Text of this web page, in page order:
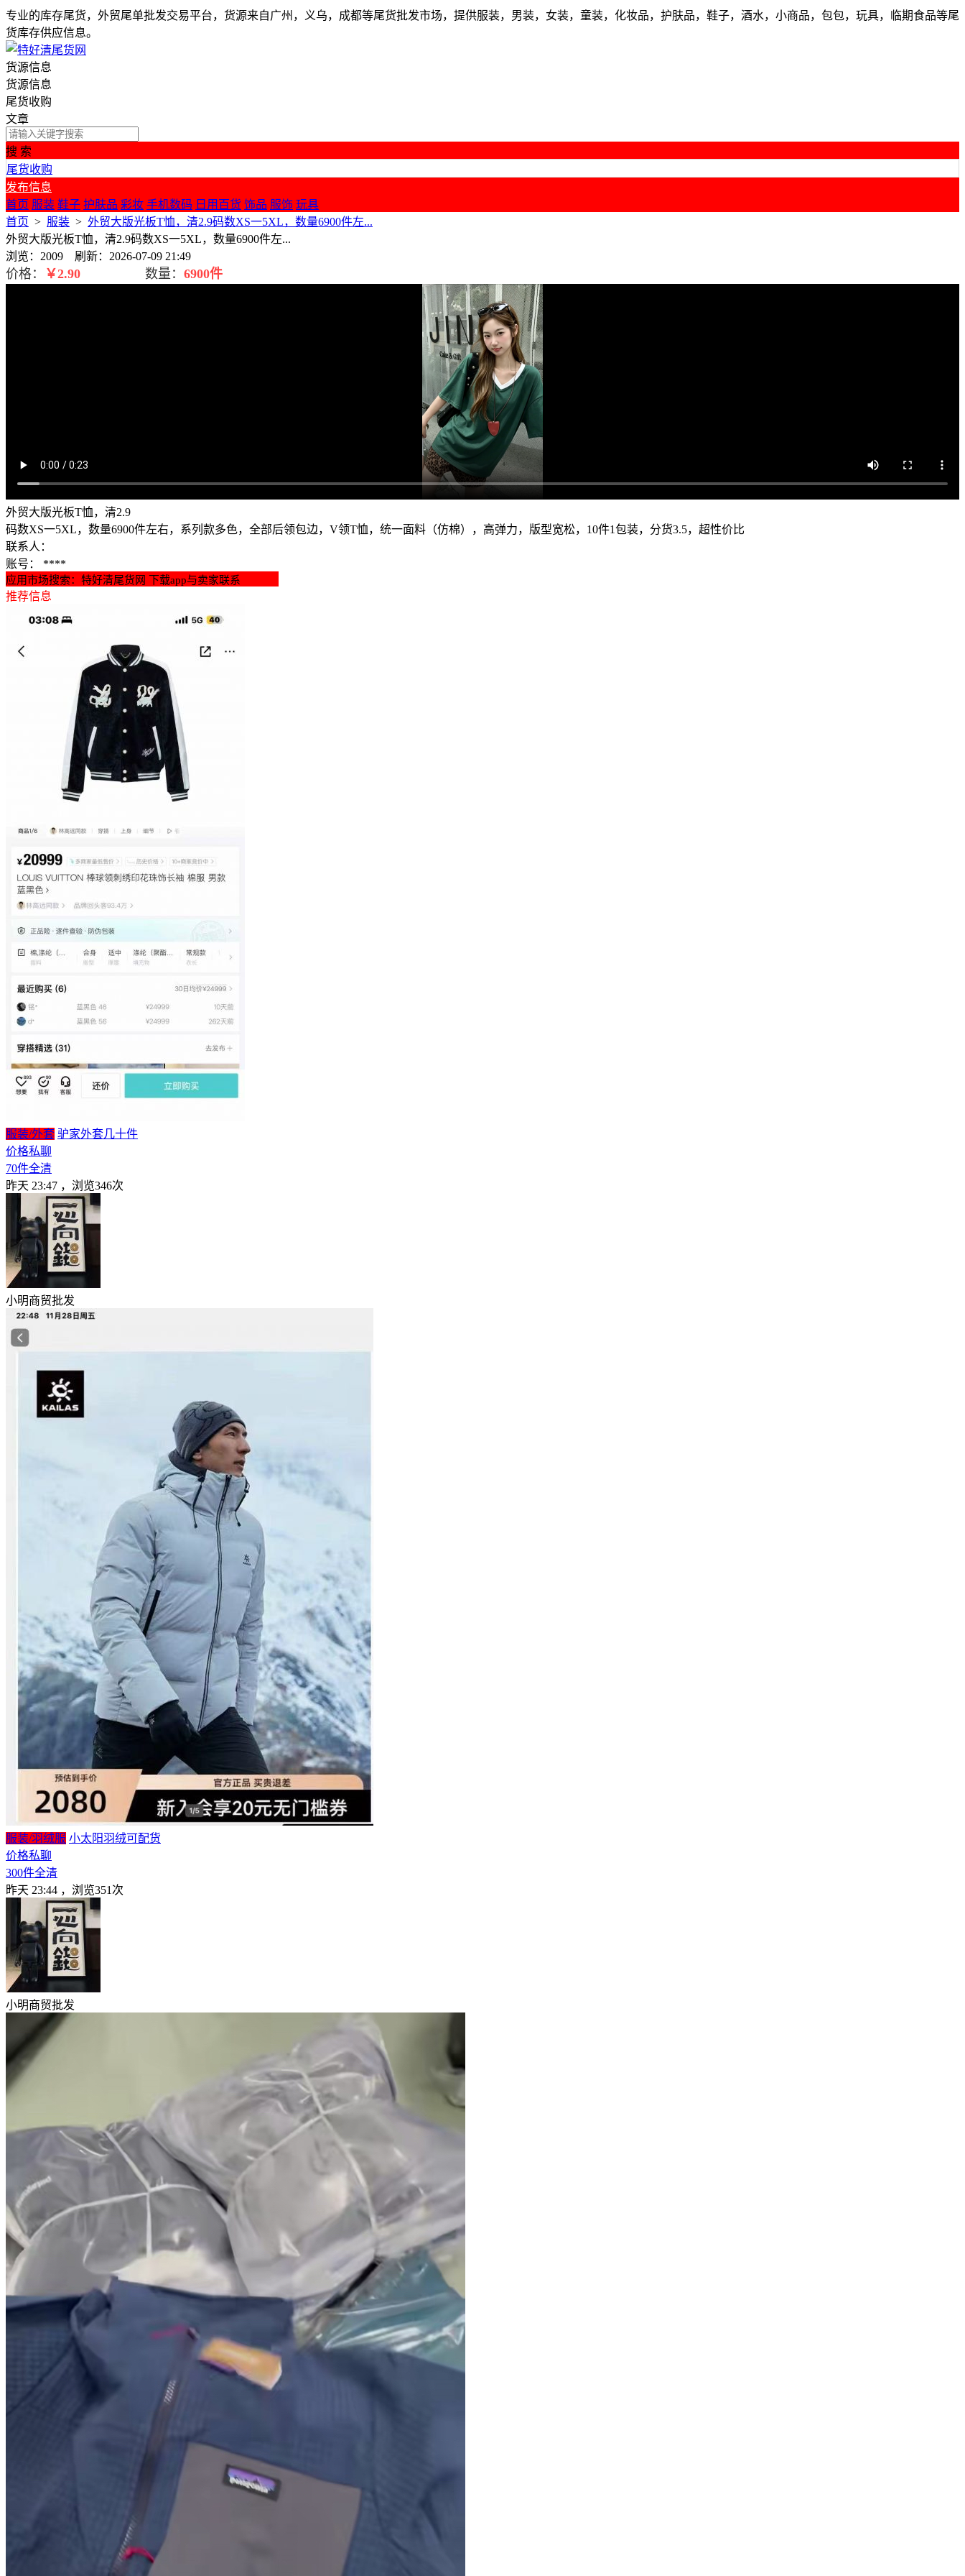
专业的库存尾货，外贸尾单批发交易平台，货源来自广州，义乌，成都等尾货批发市场，提供服装，男装，女装，童装，化妆品，护肤品，鞋子，酒水，小商品，包包，玩具，临期食品等尾
货库存供应信息。
货源信息
货源信息
尾货收购
文章
搜 索
尾货收购
发布信息
首页 服装 鞋子 护肤品 彩妆 手机数码 日用百货 饰品 服饰 玩具
首页 > 服装 > 外贸大版光板T恤，清2.9​码数XS一5XL，数量6900件左...
外贸大版光板T恤，清2.9​码数XS一5XL，数量6900件左...
浏览：2009 刷新：2026-07-09 21:49
价格： ￥2.90 数量： 6900件
外贸大版光板T恤，清2.9
​码数XS一5XL，数量6900件左右，系列款多色，全部后领包边，V领T恤，统一面料（仿棉），高弹力，版型宽松，10件1包装，分货3.5，超性价比
联系人：
账号：
****
应用市场搜索：特好清尾货网 下载app与卖家联系
推荐信息
服装/外套 驴家外套几十件
价格私聊
70件全清
昨天 23:47 ，浏览346次
小明商贸批发
服装/羽绒服 小太阳羽绒可配货
价格私聊
300件全清
昨天 23:44 ，浏览351次
小明商贸批发